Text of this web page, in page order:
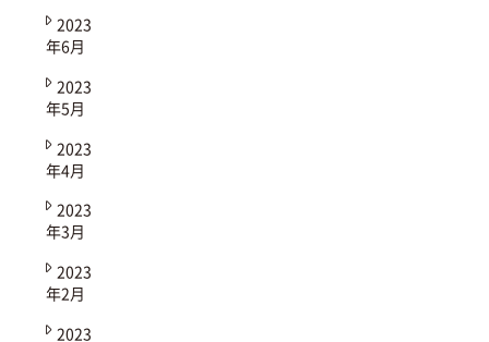
2023
年6月
2023
年5月
2023
年4月
2023
年3月
2023
年2月
2023